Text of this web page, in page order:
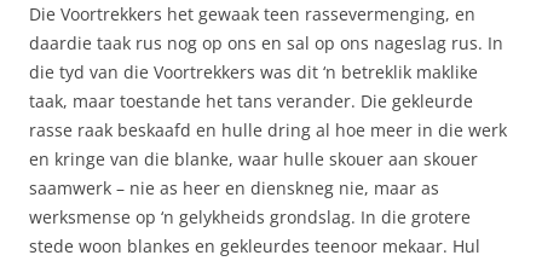
Die Voortrekkers het gewaak teen rassevermenging, en
daardie taak rus nog op ons en sal op ons nageslag rus. In
die tyd van die Voortrekkers was dit ‘n betreklik maklike
taak, maar toestande het tans verander. Die gekleurde
rasse raak beskaafd en hulle dring al hoe meer in die werk
en kringe van die blanke, waar hulle skouer aan skouer
saamwerk – nie as heer en dienskneg nie, maar as
werksmense op ‘n gelykheids grondslag. In die grotere
stede woon blankes en gekleurdes teenoor mekaar. Hul